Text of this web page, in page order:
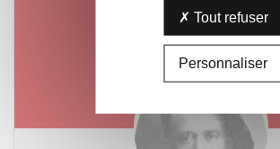
Un jour, un combattant
Mort leJeudi 09 août 1917
Tout refuser
Personnaliser